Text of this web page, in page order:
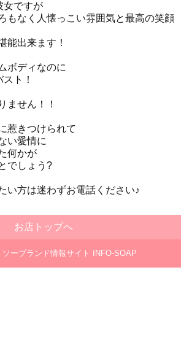
女ですが
もなく人懐っこい雰囲気と最高の笑顔
能出来ます！
ボディなのに
ト！
ません！！
惹きつけられて
い愛情に
何かが
でしょう?
い方は迷わずお電話ください♪
お店トップへ
ソープランド情報サイト INFO-SOAP